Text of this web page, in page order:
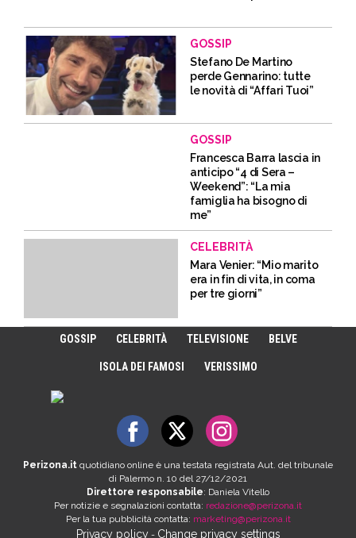
GOSSIP
Stefano De Martino
perde Gennarino: tutte
le novità di “Affari Tuoi”
GOSSIP
Francesca Barra lascia in
anticipo “4 di Sera –
Weekend”: “La mia
famiglia ha bisogno di
me”
CELEBRITÀ
Mara Venier: “Mio marito
era in fin di vita, in coma
per tre giorni”
GOSSIP CELEBRITÀ TELEVISIONE BELVE
ISOLA DEI FAMOSI VERISSIMO
Perizona.it quotidiano online è una testata registrata Aut. del tribunale
di Palermo n. 10 del 27/12/2021
Direttore responsabile: Daniela Vitello
Per notizie e segnalazioni contatta: redazione@perizona.it
Per la tua pubblicità contatta: marketing@perizona.it
Privacy policy- Change privacy settings